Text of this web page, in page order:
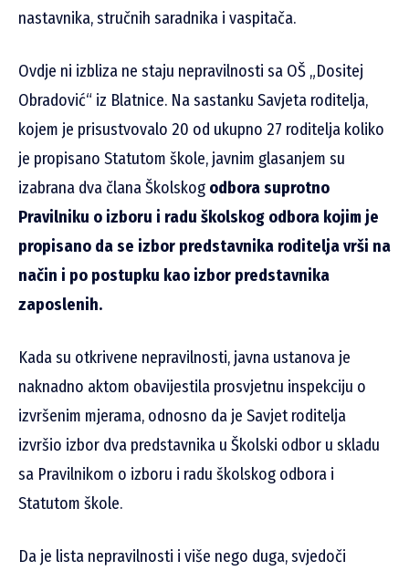
nastavnika, stručnih saradnika i vaspitača.
Ovdje ni izbliza ne staju nepravilnosti sa OŠ „Dositej
Obradović“ iz Blatnice. Na sastanku Savjeta roditelja,
kojem je prisustvovalo 20 od ukupno 27 roditelja koliko
je propisano Statutom škole, javnim glasanjem su
izabrana dva člana Školskog odbora suprotno
Pravilniku o izboru i radu školskog odbora kojim je
propisano da se izbor predstavnika roditelja vrši na
način i po postupku kao izbor predstavnika
zaposlenih.
Kada su otkrivene nepravilnosti, javna ustanova je
naknadno aktom obavijestila prosvjetnu inspekciju o
izvršenim mjerama, odnosno da je Savjet roditelja
izvršio izbor dva predstavnika u Školski odbor u skladu
sa Pravilnikom o izboru i radu školskog odbora i
Statutom škole.
Da je lista nepravilnosti i više nego duga, svjedoči